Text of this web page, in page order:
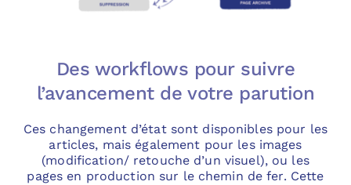
Des workflows pour suivre
l’avancement de votre parution
Ces changement d’état sont disponibles pour les
articles, mais également pour les images
(modification/ retouche d’un visuel), ou les
pages en production sur le chemin de fer. Cette